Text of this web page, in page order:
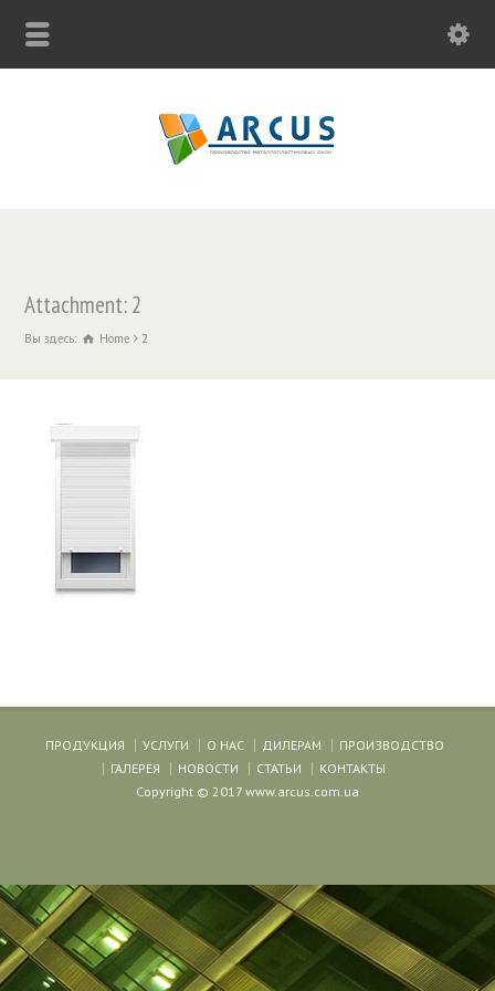
Attachment: 2
Вы здесь: Home 2
ПРОДУКЦИЯ УСЛУГИ О НАС ДИЛЕРАМ
ПРОИЗВОДСТВО
ГАЛЕРЕЯ
НОВОСТИ СТАТЬИ
КОНТАКТЫ
Copyright © 2017 www.arcus.com.ua